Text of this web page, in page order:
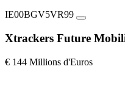
IE00BGV5VR99
Xtrackers Future
€ 144 Millions d'Euros